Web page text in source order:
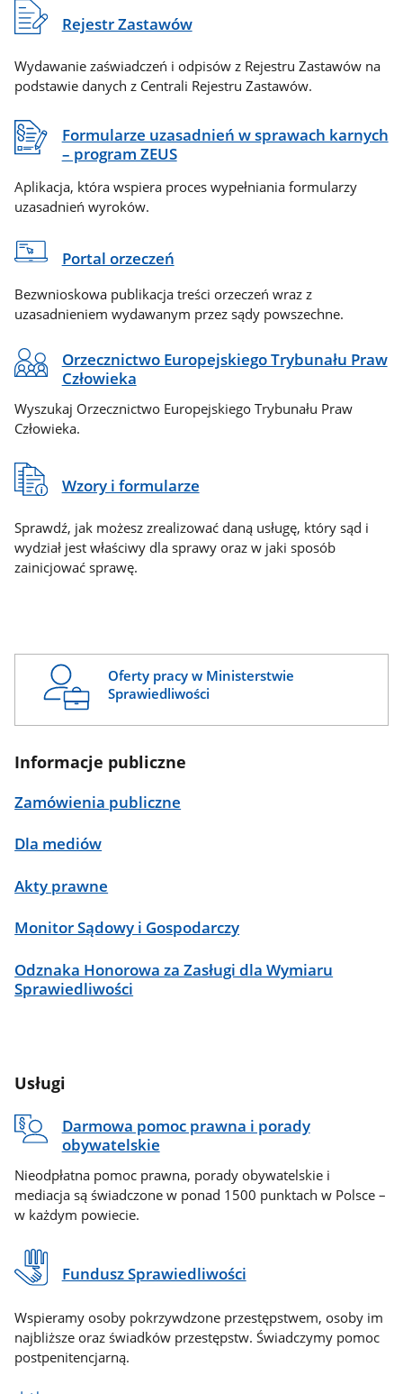
Rejestr Zastawów
Wydawanie zaświadczeń i odpisów z Rejestru Zastawów na
podstawie danych z Centrali Rejestru Zastawów.
Formularze uzasadnień w sprawach karnych
– program ZEUS
Aplikacja, która wspiera proces wypełniania formularzy
uzasadnień wyroków.
Portal orzeczeń
Bezwnioskowa publikacja treści orzeczeń wraz z
uzasadnieniem wydawanym przez sądy powszechne.
Orzecznictwo Europejskiego Trybunału Praw
Człowieka
Wyszukaj Orzecznictwo Europejskiego Trybunału Praw
Człowieka.
Wzory i formularze
Sprawdź, jak możesz zrealizować daną usługę, który sąd i
wydział jest właściwy dla sprawy oraz w jaki sposób
zainicjować sprawę.
Oferty pracy w Ministerstwie
Sprawiedliwości
Informacje publiczne
Zamówienia publiczne
Dla mediów
Akty prawne
Monitor Sądowy i Gospodarczy
Odznaka Honorowa za Zasługi dla Wymiaru
Sprawiedliwości
Usługi
Darmowa pomoc prawna i porady
obywatelskie
Nieodpłatna pomoc prawna, porady obywatelskie i
mediacja są świadczone w ponad 1500 punktach w Polsce –
w każdym powiecie.
Fundusz Sprawiedliwości
Wspieramy osoby pokrzywdzone przestępstwem, osoby im
najbliższe oraz świadków przestępstw. Świadczymy pomoc
postpenitencjarną.